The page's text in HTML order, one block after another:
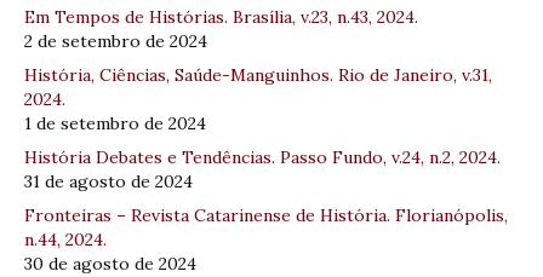
Em Tempos de Histórias. Brasília, v.23, n.43, 2024.
2 de setembro de 2024
História, Ciências, Saúde-Manguinhos. Rio de Janeiro, v.31,
2024.
1 de setembro de 2024
História Debates e Tendências. Passo Fundo, v.24, n.2, 2024.
31 de agosto de 2024
Fronteiras – Revista Catarinense de História. Florianópolis,
n.44, 2024.
30 de agosto de 2024